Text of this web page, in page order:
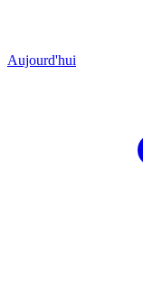
Aujourd'hui